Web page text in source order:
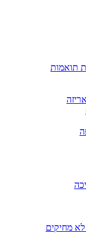
תואמות
מחיקים